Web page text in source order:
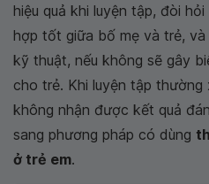
hiệu quả khi luyện tập, đòi
hợp tốt giữa bố mẹ và trẻ,
kỹ thuật, nếu không sẽ gây
cho trẻ. Khi luyện tập thường
không nhận được kết quả
sang phương pháp có dùng
ở trẻ em.